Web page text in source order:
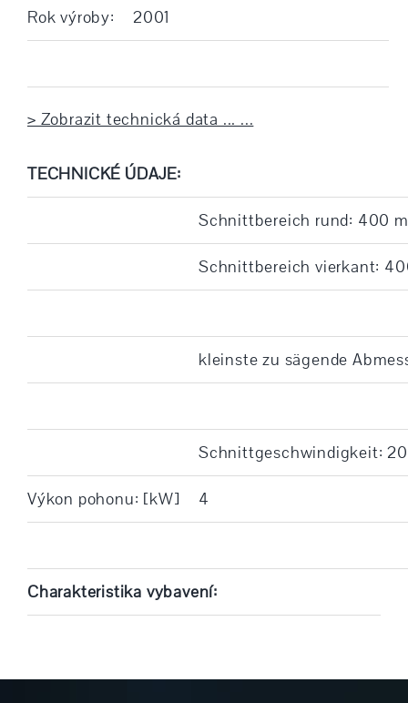
Rok výroby: 2001
> Zobrazit technická data ... ...
TECHNICKÉ ÚDAJE:
Schnittbereich rund: 400
Schnittbereich vierkant:
kleinste zu sägende
Schnittgeschwindigkeit: 20
Výkon pohonu: [kW] 4
Charakteristika vybavení: